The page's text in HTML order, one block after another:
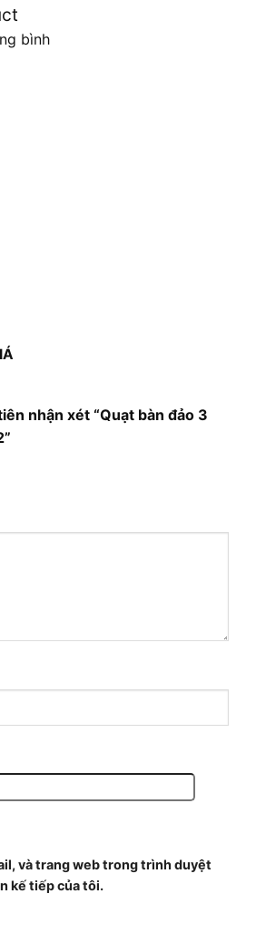
bình
nhận xét “Quạt bàn đảo 3
và trang web trong trình duyệt
kế tiếp của tôi.